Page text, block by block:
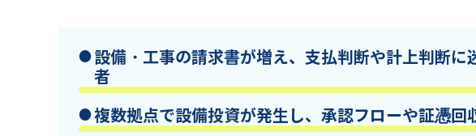
設備・工事の請求書が増え、支払判断や計上判断
者
複数拠点で設備投資が発生し、承認フローや証憑回